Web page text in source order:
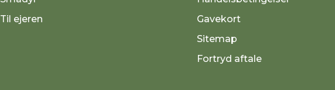
Til ejeren
Gavekort
Sitemap
Fortryd aftale